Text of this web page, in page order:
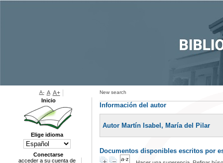
New search
Información del autor
Autor Martín Isabel, María del Pilar
Documentos disponibles escritos por
A- A A+
Inicio
Elige idioma
Conectarse
acceder a su cuenta de